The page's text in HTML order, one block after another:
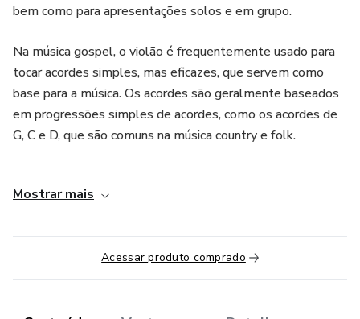
bem como para apresentações solos e em grupo.
Na música gospel, o violão é frequentemente usado para
tocar acordes simples, mas eficazes, que servem como
base para a música. Os acordes são geralmente baseados
em progressões simples de acordes, como os acordes de
G, C e D, que são comuns na música country e folk.
técnicas mais avançadas para dar um toque único às suas
dedilhados, palhetadas, arpejos e slides, que adicionam
profundidade e textura à música.
Mostrar mais
Acessar produto comprado